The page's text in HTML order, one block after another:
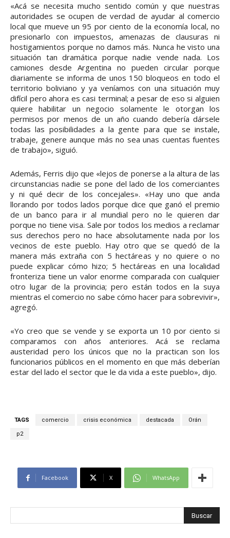
«Acá se necesita mucho sentido común y que nuestras
autoridades se ocupen de verdad de ayudar al comercio
local que mueve un 95 por ciento de la economía local, no
presionarlo con impuestos, amenazas de clausuras ni
hostigamientos porque no damos más. Nunca he visto una
situación tan dramática porque nadie vende nada. Los
camiones desde Argentina no pueden circular porque
diariamente se informa de unos 150 bloqueos en todo el
territorio boliviano y ya veníamos con una situación muy
difícil pero ahora es casi terminal; a pesar de eso si alguien
quiere habilitar un negocio solamente le otorgan los
permisos por menos de un año cuando debería dársele
todas las posibilidades a la gente para que se instale,
trabaje, genere aunque más no sea unas cuentas fuentes
de trabajo», siguió.
Además, Ferris dijo que «lejos de ponerse a la altura de las
circunstancias nadie se pone del lado de los comerciantes
y ni qué decir de los concejales». «Hay uno que anda
llorando por todos lados porque dice que ganó el premio
de un banco para ir al mundial pero no le quieren dar
porque no tiene visa. Sale por todos los medios a reclamar
sus derechos pero no hace absolutamente nada por los
vecinos de este pueblo. Hay otro que se quedó de la
manera más extraña con 5 hectáreas y no quiere o no
puede explicar cómo hizo; 5 hectáreas en una localidad
fronteriza tiene un valor enorme comparada con cualquier
otro lugar de la provincia; pero están todos en la suya
mientras el comercio no sabe cómo hacer para sobrevivir»,
agregó.
«Yo creo que se vende y se exporta un 10 por ciento si
comparamos con años anteriores. Acá se reclama
austeridad pero los únicos que no la practican son los
funcionarios públicos en el momento en que más deberían
estar del lado el sector que le da vida a este pueblo», dijo.
TAGS comercio crisis económica destacada Orán
p2
Facebook X WhatsApp